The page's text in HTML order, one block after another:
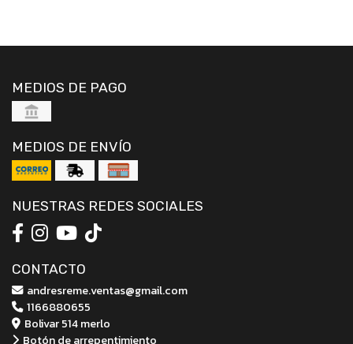
MEDIOS DE PAGO
MEDIOS DE ENVÍO
NUESTRAS REDES SOCIALES
CONTACTO
andresreme.ventas@gmail.com
1166880655
Bolivar 514 merlo
Botón de arrepentimiento